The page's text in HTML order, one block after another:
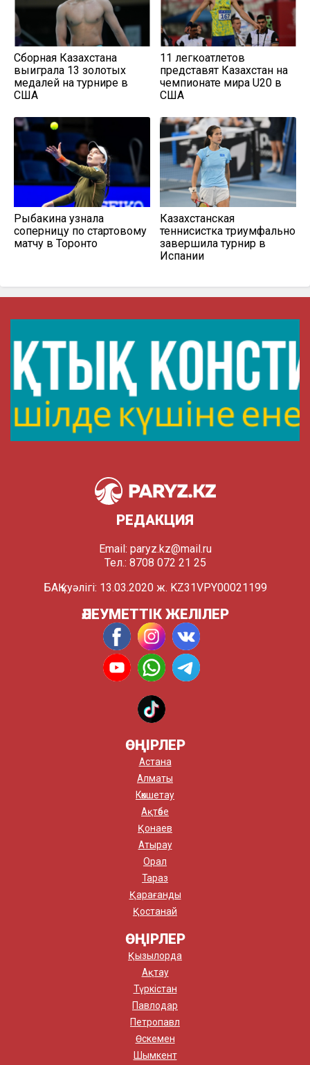
Сборная Казахстана
выиграла 13 золотых
медалей на турнире в
США
11 легкоатлетов
представят Казахстан на
чемпионате мира U20 в
США
Рыбакина узнала
соперницу по стартовому
матчу в Торонто
Казахстанская
теннисистка триумфально
завершила турнир в
Испании
РЕДАКЦИЯ
Email: paryz.kz@mail.ru
Тел.: 8708 072 21 25
БАҚ куәлігі: 13.03.2020 ж. KZ31VPY00021199
ӘЛЕУМЕТТІК ЖЕЛІЛЕР
ӨҢІРЛЕР
Астана
Алматы
Көкшетау
Ақтөбе
Қонаев
Атырау
Орал
Тараз
Қарағанды
Қостанай
ӨҢІРЛЕР
Қызылорда
Ақтау
Түркістан
Павлодар
Петропавл
Өскемен
Шымкент